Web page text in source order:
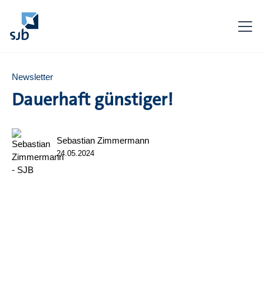
Newsletter
Dauerhaft günstiger!
Sebastian Zimmermann
24.05.2024